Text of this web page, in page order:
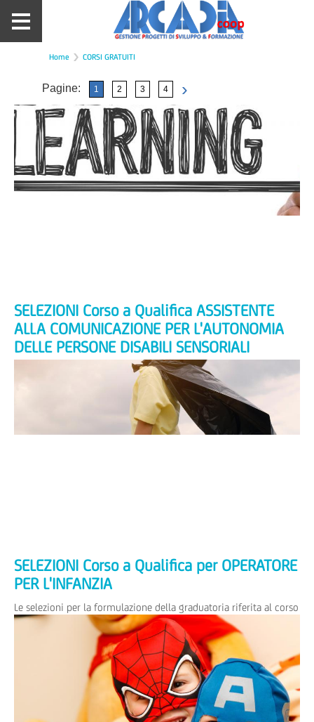
Home CORSI GRATUITI
Pagine: 1 2 3 4 ›
SELEZIONI Corso a Qualifica ASSISTENTE
ALLA COMUNICAZIONE PER L'AUTONOMIA
DELLE PERSONE DISABILI SENSORIALI
Le selezioni per la formulazione della graduatoria riferita al
CORSO DI FORMAZIONE A QUALIFICA PER ASSISTENTE ALLA
COMUNICAZIONE PER L'AUTONOMIA DELLE PERSONE DISABILI
SENSORIALI, si terranno secondo...
SELEZIONI Corso a Qualifica per OPERATORE
PER L'INFANZIA
Le selezioni per la formulazione della graduatoria riferita al corso
a Qualifica per OPERATORE PER L'INFANZIA, si terranno secondo il
seguente calendario: la prova scritta si terrà presso...